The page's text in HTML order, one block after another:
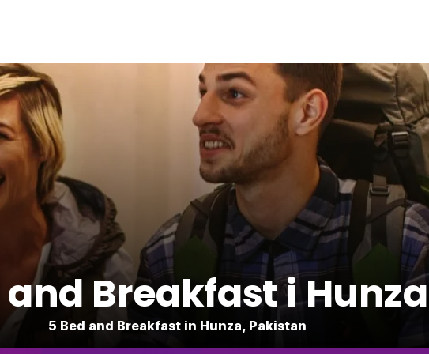
and Breakfast i Hunza
5 Bed and Breakfast in Hunza, Pakistan